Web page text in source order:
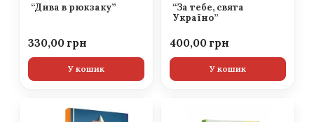
“Дива в рюкзаку”
330,00
У кошик
“За тебе, свята
Україно”
400,00
У кошик